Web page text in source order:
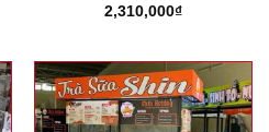
2,310,000₫